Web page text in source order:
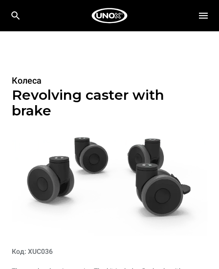
Колеса
Revolving caster with
brake
Код: XUC036